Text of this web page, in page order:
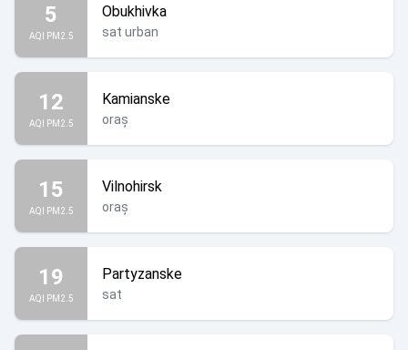
5
AQI PM2.5
Obukhivka
sat urban
12
AQI PM2.5
Kamianske
oraș
15
AQI PM2.5
Vilnohirsk
oraș
19
AQI PM2.5
Partyzanske
sat